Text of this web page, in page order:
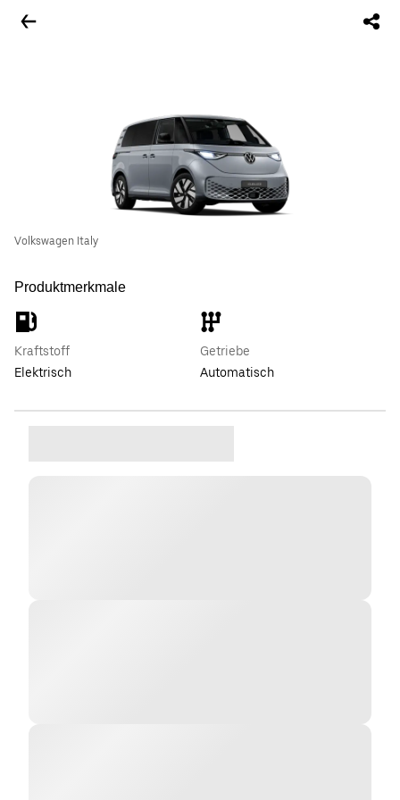
Volkswagen Italy
Produktmerkmale
Kraftstoff
Elektrisch
Getriebe
Automatisch